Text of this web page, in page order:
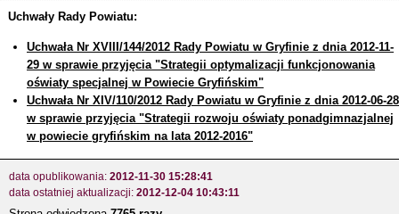
Uchwały Rady Powiatu:
Uchwała Nr XVIII/144/2012 Rady Powiatu w Gryfinie z dnia 2012-11-
29 w sprawie przyjęcia "Strategii optymalizacji funkcjonowania
oświaty specjalnej w Powiecie Gryfińskim"
Uchwała Nr XIV/110/2012 Rady Powiatu w Gryfinie z dnia 2012-06-28
w sprawie przyjęcia "Strategii rozwoju oświaty ponadgimnazjalnej
w powiecie gryfińskim na lata 2012-2016"
data opublikowania: 2012-11-30 15:28:41
data ostatniej aktualizacji: 2012-12-04 10:43:11